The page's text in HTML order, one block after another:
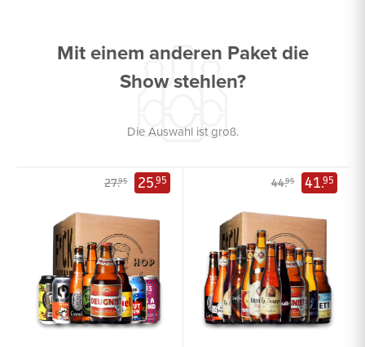
Mit einem anderen Paket die
Show stehlen?
Die Auswahl ist groß.
27.95 25.95 44.95 41.95